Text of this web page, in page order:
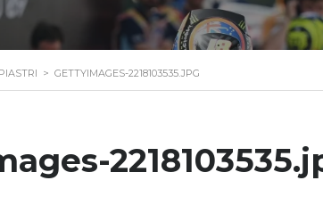
> GETTYIMAGES-2218103535.JPG